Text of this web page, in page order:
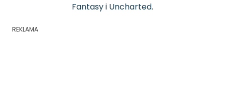
Fantasy i Uncharted.
REKLAMA